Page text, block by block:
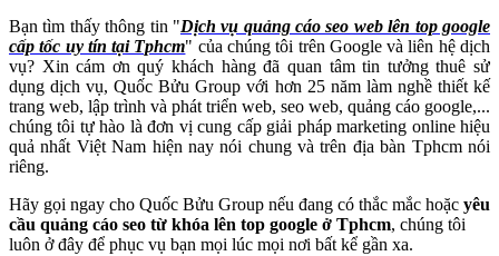
Bạn tìm thấy thông tin "Dịch vụ quảng cáo seo web lên top google
cấp tốc uy tín tại Tphcm" của chúng tôi trên Google và liên hệ dịch
vụ? Xin cám ơn quý khách hàng đã quan tâm tin tưởng thuê sử
dụng dịch vụ, Quốc Bửu Group với hơn 25 năm làm nghề thiết kế
trang web, lập trình và phát triển web, seo web, quảng cáo google,...
chúng tôi tự hào là đơn vị cung cấp giải pháp marketing online hiệu
quả nhất Việt Nam hiện nay nói chung và trên địa bàn Tphcm nói
riêng.
Hãy gọi ngay cho Quốc Bửu Group nếu đang có thắc mắc hoặc yêu
cầu quảng cáo seo từ khóa lên top google ở Tphcm, chúng tôi
luôn ở đây để phục vụ bạn mọi lúc mọi nơi bất kể gần xa.